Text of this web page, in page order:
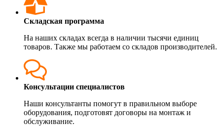
Складская программа
На наших складах всегда в наличии тысячи единиц
товаров. Также мы работаем со складов производителей.
Консультации специалистов
Наши консультанты помогут в правильном выборе
оборудования, подготовят договоры на монтаж и
обслуживание.